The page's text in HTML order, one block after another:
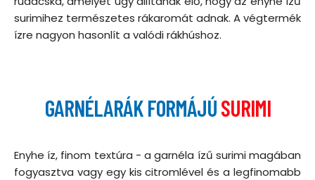
surimihez természetes rákaromát adnak. A végtermék
ízre nagyon hasonlít a valódi rákhúshoz.
GARNÉLARÁK FORMÁJÚSURIMI
Enyhe íz, finom textúra - a garnéla ízű surimi magában
fogyasztva vagy egy kis citromlével és a legfinomabb